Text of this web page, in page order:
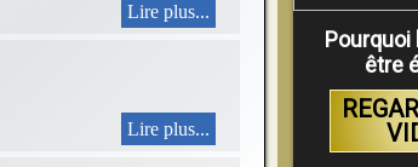
Lire plus...
Lire plus...
Pourquoi
être